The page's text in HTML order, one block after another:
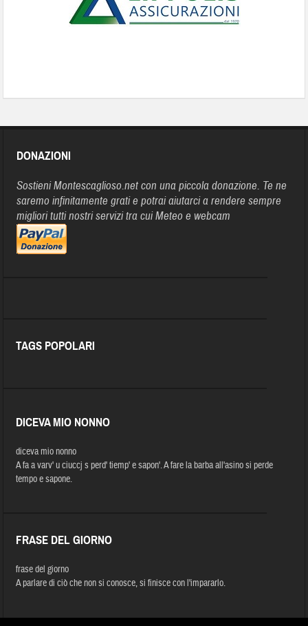
DONAZIONI
Sostieni Montescaglioso.net con una piccola donazione. Te ne
saremo infinitamente grati e potrai aiutarci a rendere sempre
migliori tutti nostri servizi tra cui Meteo e webcam
TAGS POPOLARI
DICEVA MIO NONNO
diceva mio nonno
A fa a varv' u ciuccj s perd' tiemp' e sapon'. A fare la barba all'asino si perde
tempo e sapone.
FRASE DEL GIORNO
frase del giorno
A parlare di ciò che non si conosce, si finisce con l'impararlo.